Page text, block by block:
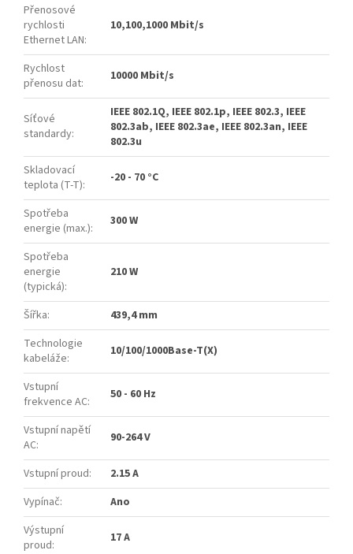
Přenosové
rychlosti
Ethernet LAN:
10,100,1000 Mbit/s
Rychlost
přenosu dat: 10000 Mbit/s
Síťové
standardy:
IEEE 802.1Q, IEEE 802.1p, IEEE 802.3, IEEE
802.3ab, IEEE 802.3ae, IEEE 802.3an, IEEE
802.3u
Skladovací
teplota (T-T): -20 - 70 °C
Spotřeba
energie (max.): 300 W
Spotřeba
energie
(typická):
210 W
Šířka:
439,4 mm
Technologie
kabeláže: 10/100/1000Base-T(X)
Vstupní
frekvence AC: 50 - 60 Hz
Vstupní napětí
AC: 90-264 V
Vstupní proud:
2.15 A
Vypínač:
Ano
Výstupní
proud: 17 A